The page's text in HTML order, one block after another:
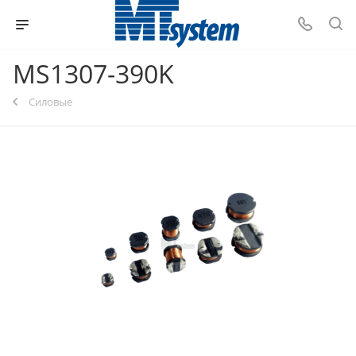
MS1307-390K
Силовые